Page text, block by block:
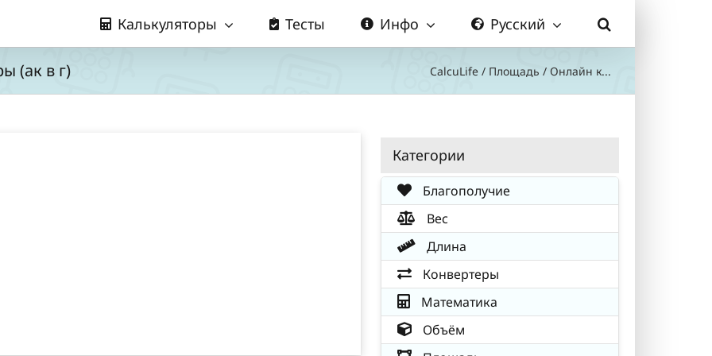
Калькуляторы Тесты Инфо Русский
(ак в г) CalcuLife / Площадь / Онлайн к...
Категории
Благополучие
Вес
Длина
Конвертеры
Математика
Объём